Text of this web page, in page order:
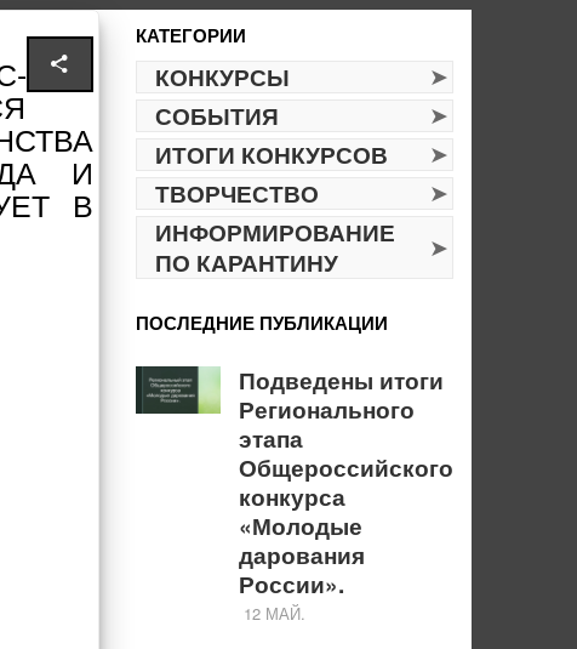
И
В
КАТЕГОРИИ
КОНКУРСЫ
СОБЫТИЯ
ИТОГИ КОНКУРСОВ
ТВОРЧЕСТВО
ИНФОРМИРОВАНИЕ
ПО КАРАНТИНУ
ПОСЛЕДНИЕ ПУБЛИКАЦИИ
Подведены итоги
Регионального
этапа
Общероссийского
конкурса
«Молодые
дарования
России».
12 МАЙ.